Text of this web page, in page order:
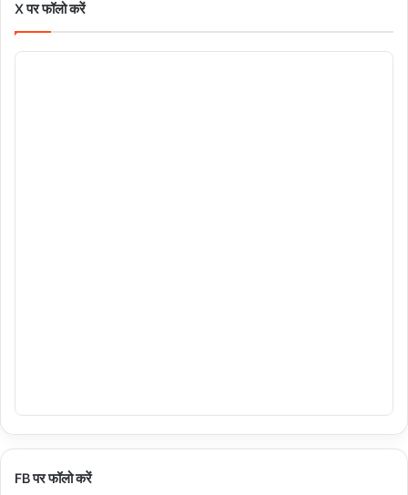
X पर फॉलो करें
FB पर फॉलो करें